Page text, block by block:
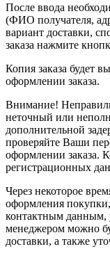
После ввода
(ФИО получателя,
вариант доставки,
заказа нажмите
Копия заказа будет
оформлении заказа.
Внимание!
неточный или
дополнительной
проверяйте Ваши
оформлении заказа.
регистрационных
Через некоторое
оформления
контактным данным,
менеджером можно
доставки, а также